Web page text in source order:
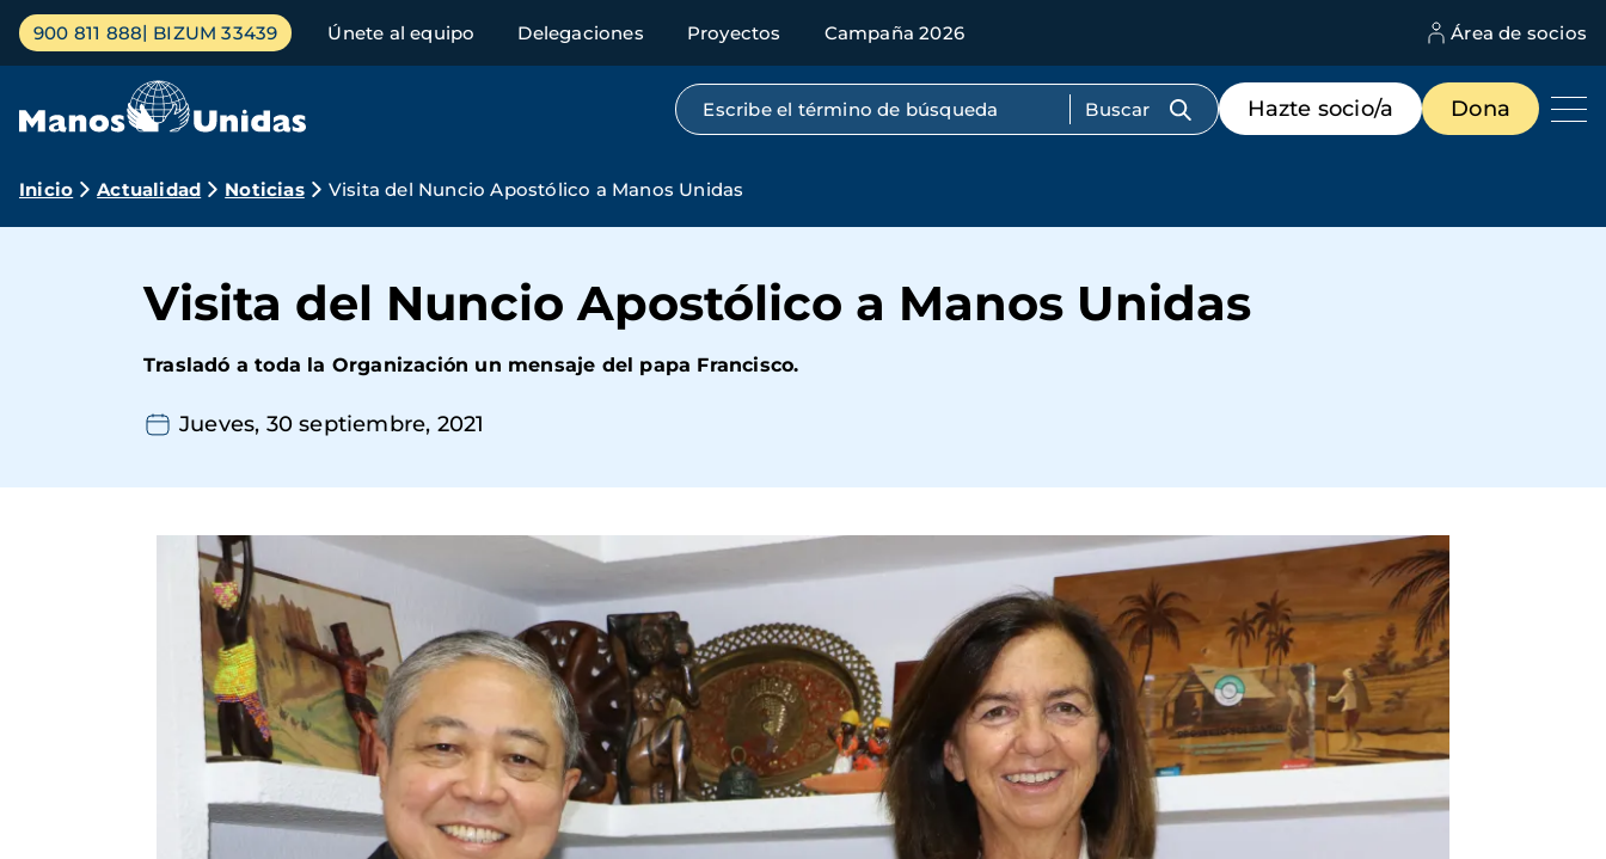
Pasar
contenido
Menú
principal
900 811 888 BIZUM 33439 Únete al equipo Delegaciones Proyectos Campaña 2026 Área de socios
Búsqueda por texto completo
Menú
de
destacados
Hazte socio/a Dona
Ruta
navegación
Inicio Actualidad Noticias Visita del Nuncio Apostólico a Manos Unidas
Visita del Nuncio Apostólico a Manos Unidas
Trasladó a toda la Organización un mensaje del papa Francisco.
Jueves, 30 septiembre, 2021